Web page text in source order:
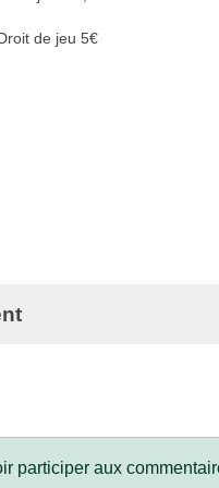
de jeu 5€
participer aux